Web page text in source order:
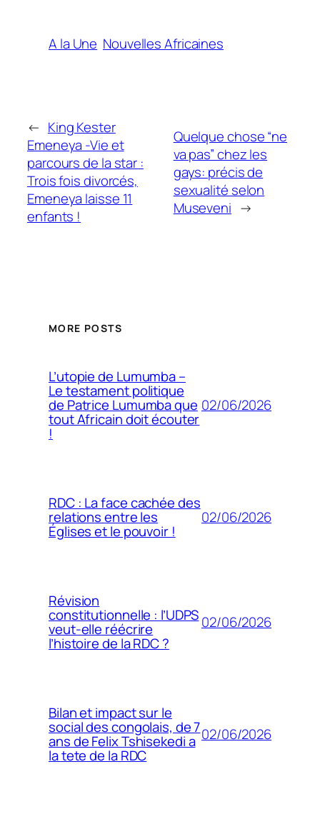
A la Une Nouvelles Africaines
← King Kester
Emeneya -Vie et
parcours de la star :
Trois fois divorcés,
Emeneya laisse 11
enfants !
Quelque chose “ne
va pas” chez les
gays: précis de
sexualité selon
Museveni →
MORE POSTS
L’utopie de Lumumba –
Le testament politique
de Patrice Lumumba que
tout Africain doit écouter
!
02/06/2026
RDC : La face cachée des
relations entre les
Églises et le pouvoir !
02/06/2026
Révision
constitutionnelle : l’UDPS
veut-elle réécrire
l’histoire de la RDC ?
02/06/2026
Bilan et impact sur le
social des congolais, de 7
ans de Felix Tshisekedi a
la tete de la RDC
02/06/2026